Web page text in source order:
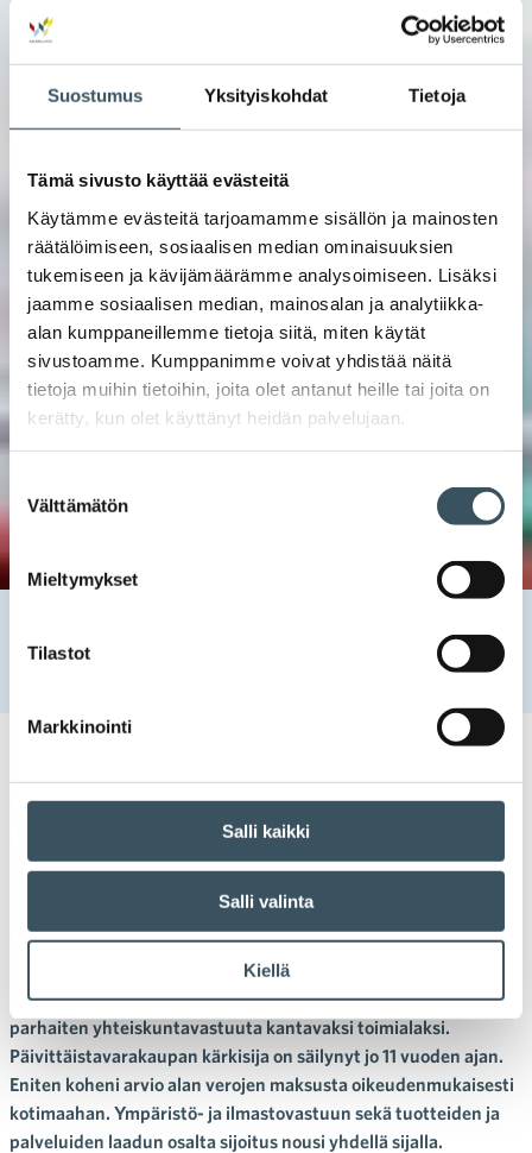
Suostumus Yksityiskohdat Tietoja
Tämä sivusto käyttää evästeitä
Käytämme evästeitä tarjoamamme sisällön ja mainosten
räätälöimiseen, sosiaalisen median ominaisuuksien
tukemiseen ja kävijämäärämme analysoimiseen. Lisäksi
jaamme sosiaalisen median, mainosalan ja analytiikka-
alan kumppaneillemme tietoja siitä, miten käytät
sivustoamme. Kumppanimme voivat yhdistää näitä
tietoja muihin tietoihin, joita olet antanut heille tai joita on
kerätty, kun olet käyttänyt heidän palvelujaan.
valinta
Välttämätön
Mieltymykset
Tilastot
Markkinointi
Salli kaikki
Salli valinta
Kiellä
Tutkimus: Suomalaiset pitävät päivittäistavarakauppaa
21.12.2022 13:46 Uutiset kauppa,päivittäistavarakauppa,vastuullisuus,
yhteiskuntavastuu
Tutkimus: Suomalaiset pitävät
päivittäistavarakauppaa
vastuullisimpana toimialana
Suomalaiset ovat jälleen arvioineet päivittäistavarakaupan
parhaiten yhteiskuntavastuuta kantavaksi toimialaksi.
Päivittäistavarakaupan kärkisija on säilynyt jo 11 vuoden ajan.
Eniten koheni arvio alan verojen maksusta oikeudenmukaisesti
kotimaahan. Ympäristö- ja ilmastovastuun sekä tuotteiden ja
palveluiden laadun osalta sijoitus nousi yhdellä sijalla.